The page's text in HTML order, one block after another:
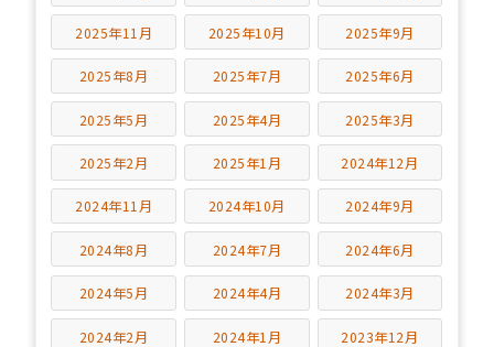
2025年11月 2025年10月 2025年9月
2025年8月 2025年7月 2025年6月
2025年5月 2025年4月 2025年3月
2025年2月 2025年1月 2024年12月
2024年11月 2024年10月 2024年9月
2024年8月 2024年7月 2024年6月
2024年5月 2024年4月 2024年3月
2024年2月 2024年1月 2023年12月